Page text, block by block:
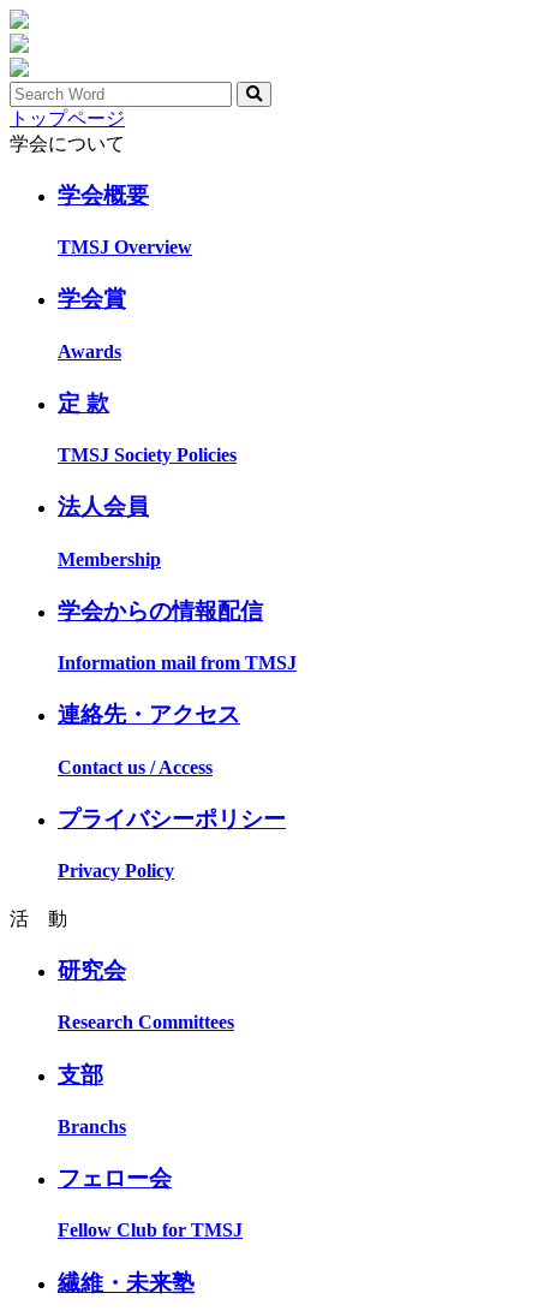
トップページ
学会について
学会概要
TMSJ Overview
学会賞
Awards
定 款
TMSJ Society Policies
法人会員
Membership
学会からの情報配信
Information mail from TMSJ
連絡先・アクセス
Contact us / Access
プライバシーポリシー
Privacy Policy
活 動
研究会
Research Committees
支部
Branchs
フェロー会
Fellow Club for TMSJ
繊維・未来塾